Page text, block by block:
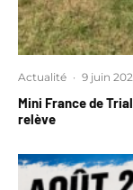
Actualité · 9 juin
Mini France de
relève